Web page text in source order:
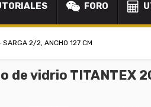
FORO
2/2, ANCHO 127 CM
de vidrio TITANTEX